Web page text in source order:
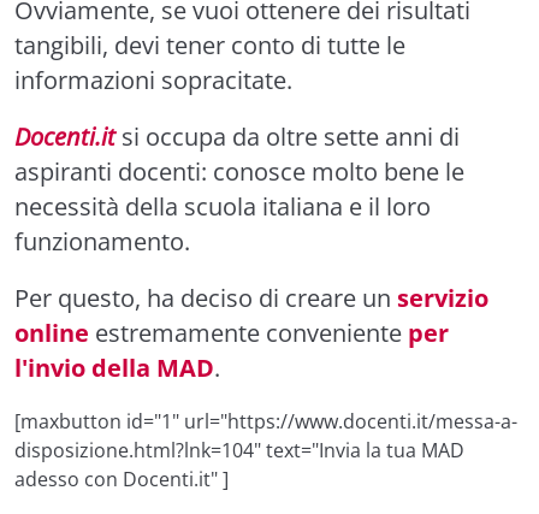
Ovviamente, se vuoi ottenere dei risultati
tangibili, devi tener conto di tutte le
informazioni sopracitate.
Docenti.itsi occupa da oltre sette anni di
aspiranti docenti: conosce molto bene le
necessità della scuola italiana e il loro
funzionamento.
Per questo, ha deciso di creare un servizio
online estremamente conveniente per
l'invio della MAD.
[maxbutton id="1" url="https://www.docenti.it/messa-a-
disposizione.html?lnk=104" text="Invia la tua MAD
adesso con Docenti.it" ]